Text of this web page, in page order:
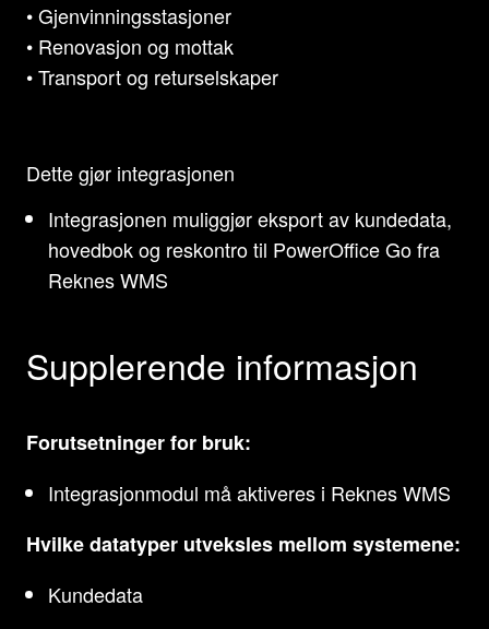
• Gjenvinningsstasjoner
• Renovasjon og mottak
• Transport og returselskaper
Dette gjør integrasjonen
Integrasjonen muliggjør eksport av kundedata,
hovedbok og reskontro til PowerOffice Go fra
Reknes WMS
Supplerende informasjon
Forutsetninger for bruk:
Integrasjonmodul må aktiveres i Reknes WMS
Hvilke datatyper utveksles mellom systemene:
Kundedata